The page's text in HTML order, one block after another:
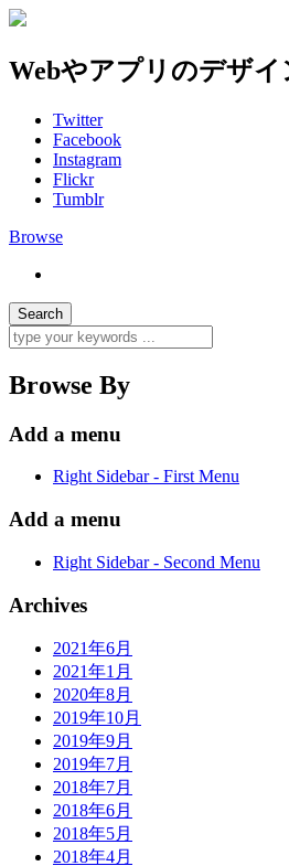
Webやアプリのデザイ
Twitter
Facebook
Instagram
Flickr
Tumblr
Browse
Browse By
Add a menu
Right Sidebar - First Menu
Add a menu
Right Sidebar - Second Menu
Archives
2021年6月
2021年1月
2020年8月
2019年10月
2019年9月
2019年7月
2018年7月
2018年6月
2018年5月
2018年4月